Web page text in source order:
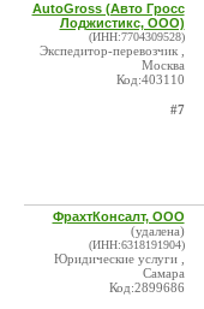
AutoGross (Авто Гросс
Лоджистикс, ООО)
(ИНН:7704309528)
Экспедитор-перевозчик ,
Москва
Код:403110
#7
ФрахтКонсалт, ООО
(удалена)
(ИНН:6318191904)
Юридические услуги ,
Самара
Код:2899686